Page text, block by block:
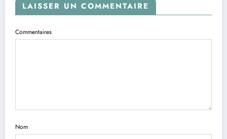
LAISSER UN COMMENTAIRE
Commentaires
Nom